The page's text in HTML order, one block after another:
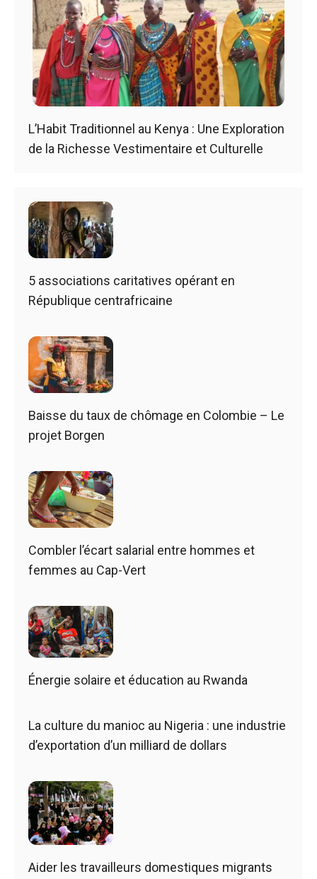
L’Habit Traditionnel au Kenya : Une Exploration
de la Richesse Vestimentaire et Culturelle
5 associations caritatives opérant en
République centrafricaine
Baisse du taux de chômage en Colombie – Le
projet Borgen
Combler l’écart salarial entre hommes et
femmes au Cap-Vert
Énergie solaire et éducation au Rwanda
La culture du manioc au Nigeria : une industrie
d’exportation d’un milliard de dollars
Aider les travailleurs domestiques migrants